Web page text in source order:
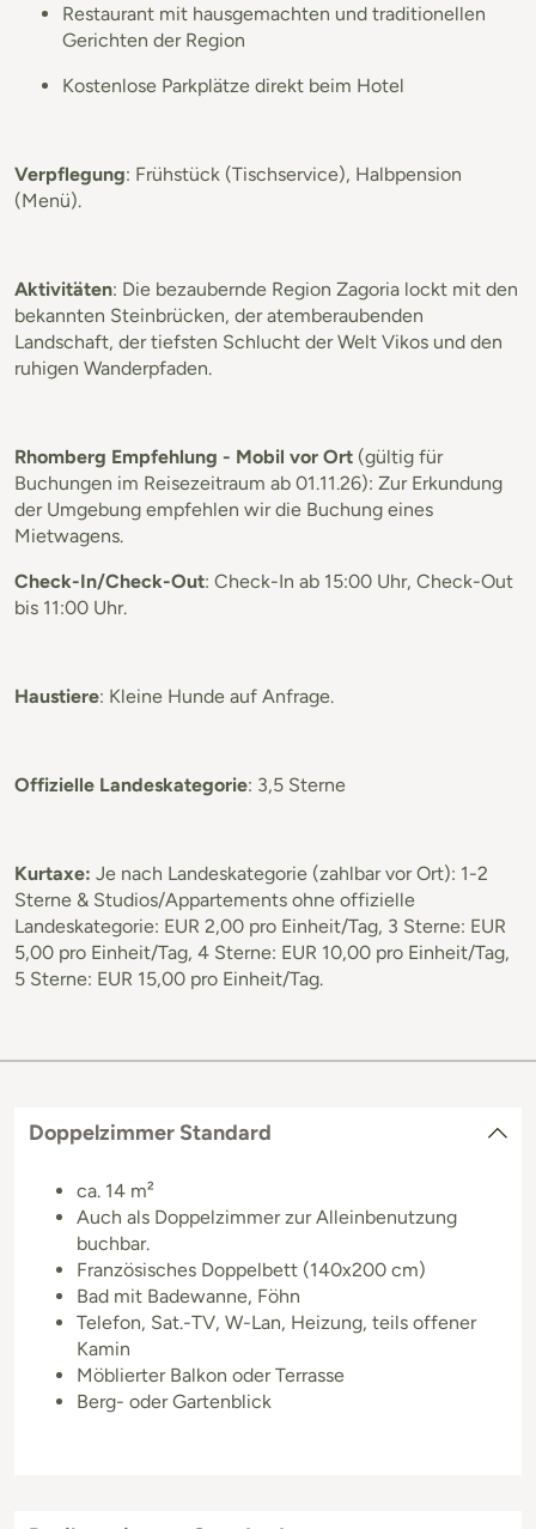
Restaurant mit hausgemachten und traditionellen
Gerichten der Region
Kostenlose Parkplätze direkt beim Hotel
Verpflegung: Frühstück (Tischservice), Halbpension
(Menü).
Aktivitäten: Die bezaubernde Region Zagoria lockt mit den
bekannten Steinbrücken, der atemberaubenden
Landschaft, der tiefsten Schlucht der Welt Vikos und den
ruhigen Wanderpfaden.
Rhomberg Empfehlung - Mobil vor Ort (gültig für
Buchungen im Reisezeitraum ab 01.11.26): Zur Erkundung
der Umgebung empfehlen wir die Buchung eines
Mietwagens.
Check-In/Check-Out: Check-In ab 15:00 Uhr, Check-Out
bis 11:00 Uhr.
Haustiere: Kleine Hunde auf Anfrage.
Offizielle Landeskategorie: 3,5 Sterne
Kurtaxe: Je nach Landeskategorie (zahlbar vor Ort): 1-2
Sterne & Studios/Appartements ohne offizielle
Landeskategorie: EUR 2,00 pro Einheit/Tag, 3 Sterne: EUR
5,00 pro Einheit/Tag, 4 Sterne: EUR 10,00 pro Einheit/Tag,
5 Sterne: EUR 15,00 pro Einheit/Tag.
Doppelzimmer Standard
ca. 14 m²
Auch als Doppelzimmer zur Alleinbenutzung
buchbar.
Französisches Doppelbett (140x200 cm)
Bad mit Badewanne, Föhn
Telefon, Sat.-TV, W-Lan, Heizung, teils offener
Kamin
Möblierter Balkon oder Terrasse
Berg- oder Gartenblick